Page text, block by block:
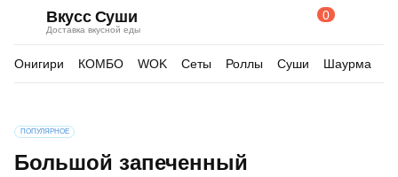
Вкусс Суши
Доставка вкусной еды
ПоискКорзина
0
Онигири КОМБО WOK Сеты Роллы Суши Шаурма
Большой запеченный
ПОПУЛЯРНОЕ
Изображения
товара